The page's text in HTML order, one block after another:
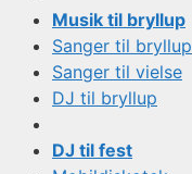
Musik til bryllup
Sanger til bryllup
Sanger til vielse
DJ til bryllup
DJ til fest